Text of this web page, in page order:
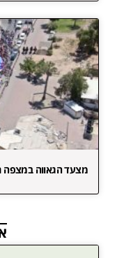
מצעד הגאווה במצפה